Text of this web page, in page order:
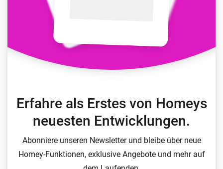
Erfahre als Erstes von Homeys
neuesten Entwicklungen.
Abonniere unseren Newsletter und bleibe über neue
Homey-Funktionen, exklusive Angebote und mehr auf